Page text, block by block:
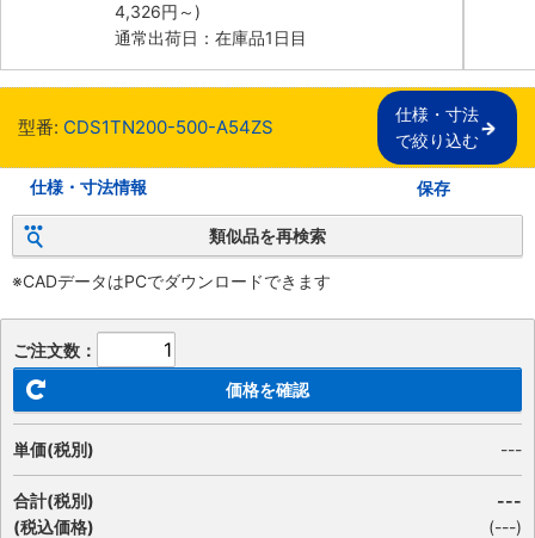
4,326円 ～)
通常出荷日：在庫品1日目
型番: CDS1TN200-500-A54ZS
仕様・寸法
で絞り込む
仕様・寸法情報 保存
類似品を再検索
※CADデータはPCでダウンロードできます
ご注文数：
価格を確認
単価(税別) ---
合計(税別)
(税込価格)
---
(---)